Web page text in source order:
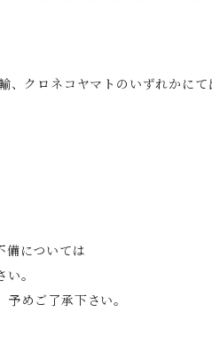
クロネコヤマトのいずれかにて
備については
。
めご了承下さい。